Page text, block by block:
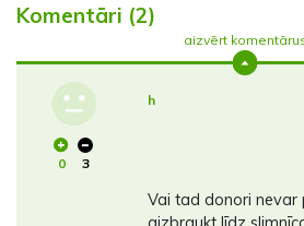
Komentāri (2)
aizvērt
0 3
h
Vai tad donori nevar